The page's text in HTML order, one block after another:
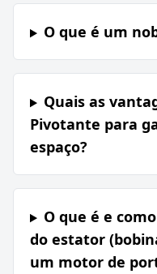
O que é um
Quais as
Pivotante para
espaço?
O que é e
do estator
um motor de